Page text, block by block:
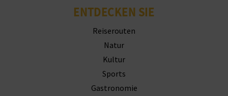
ENTDECKEN SIE
Reiserouten
Natur
Kultur
Sports
Gastronomie